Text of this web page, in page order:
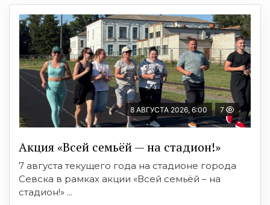
8 АВГУСТА 2026, 6:00 7
Акция «Всей семьёй — на стадион!»
7 августа текущего года на стадионе города
Севска в рамках акции «Всей семьёй – на
стадион!» ...